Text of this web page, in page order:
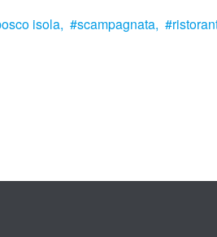
isola, scampagnata,